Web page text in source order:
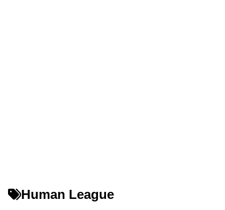
Human League